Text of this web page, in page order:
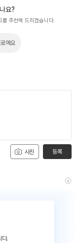
요?
를 추천해 드리겠습니다.
예요
사진 등록
다.